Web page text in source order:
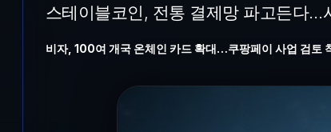
스테이블코인, 전통 결제망 파고든다…
비자, 100여 개국 온체인 카드 확대…쿠팡페이 사업 검토